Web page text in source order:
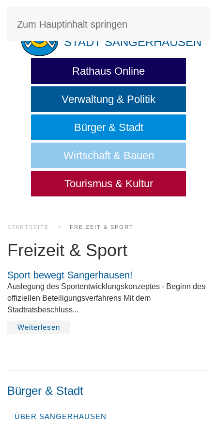
Zum Hauptinhalt springen
STADT SANGERHAUSEN
Rathaus Online
Verwaltung & Politik
Bürger & Stadt
Wirtschaft & Bauen
Tourismus & Kultur
STARTSEITE FREIZEIT & SPORT
Freizeit & Sport
Sport bewegt Sangerhausen!
Auslegung des Sportentwicklungskonzeptes - Beginn des
offiziellen Beteiligungsverfahrens Mit dem
Stadtratsbeschluss...
Weiterlesen
Bürger & Stadt
ÜBER SANGERHAUSEN